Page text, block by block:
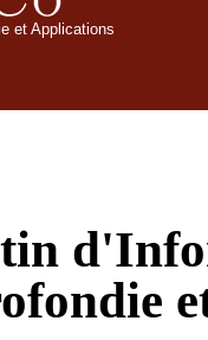
et Applications